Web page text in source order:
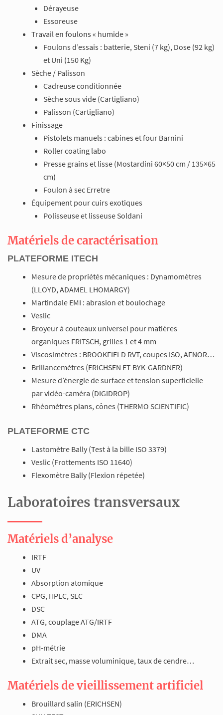
Dérayeuse
Essoreuse
Travail en foulons « humide »
Foulons d’essais : batterie, Steni (7 kg), Dose (92 kg)
et Uni (150 Kg)
Sèche / Palisson
Cadreuse conditionnée
Sèche sous vide (Cartigliano)
Palisson (Cartigliano)
Finissage
Pistolets manuels : cabines et four Barnini
Roller coating labo
Presse grains et lisse (Mostardini 60×50 cm / 135×65
cm)
Foulon à sec Erretre
Équipement pour cuirs exotiques
Polisseuse et lisseuse Soldani
Matériels de caractérisation
PLATEFORME ITECH
Mesure de propriétés mécaniques : Dynamomètres
(LLOYD, ADAMEL LHOMARGY)
Martindale EMI : abrasion et boulochage
Veslic
Broyeur à couteaux universel pour matières
organiques FRITSCH, grilles 1 et 4 mm
Viscosimètres : BROOKFIELD RVT, coupes ISO, AFNOR…
Brillancemètres (ERICHSEN ET BYK-GARDNER)
Mesure d’énergie de surface et tension superficielle
par vidéo-caméra (DIGIDROP)
Rhéomètres plans, cônes (THERMO SCIENTIFIC)
PLATEFORME CTC
Lastomètre Bally (Test à la bille ISO 3379)
Veslic (Frottements ISO 11640)
Flexomètre Bally (Flexion répetée)
Laboratoires transversaux
Matériels d’analyse
IRTF
UV
Absorption atomique
CPG, HPLC, SEC
DSC
ATG, couplage ATG/IRTF
DMA
pH-métrie
Extrait sec, masse voluminique, taux de cendre…
Matériels de vieillissement artificiel
Brouillard salin (ERICHSEN)